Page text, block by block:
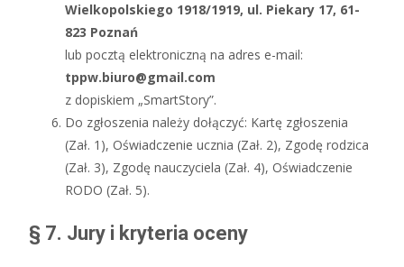
Wielkopolskiego 1918/1919, ul. Piekary 17, 61-
823 Poznań
lub pocztą elektroniczną na adres e-mail:
tppw.biuro@gmail.com
z dopiskiem „SmartStory”.
Do zgłoszenia należy dołączyć: Kartę zgłoszenia
(Zał. 1), Oświadczenie ucznia (Zał. 2), Zgodę rodzica
(Zał. 3), Zgodę nauczyciela (Zał. 4), Oświadczenie
RODO (Zał. 5).
§ 7. Jury i kryteria oceny